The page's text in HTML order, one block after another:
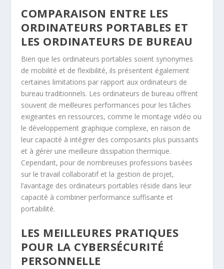
COMPARAISON ENTRE LES
ORDINATEURS PORTABLES ET
LES ORDINATEURS DE BUREAU
Bien que les ordinateurs portables soient synonymes
de mobilité et de flexibilité, ils présentent également
certaines limitations par rapport aux ordinateurs de
bureau traditionnels. Les ordinateurs de bureau offrent
souvent de meilleures performances pour les tâches
exigeantes en ressources, comme le montage vidéo ou
le développement graphique complexe, en raison de
leur capacité à intégrer des composants plus puissants
et à gérer une meilleure dissipation thermique.
Cependant, pour de nombreuses professions basées
sur le travail collaboratif et la gestion de projet,
l’avantage des ordinateurs portables réside dans leur
capacité à combiner performance suffisante et
portabilité.
LES MEILLEURES PRATIQUES
POUR LA CYBERSÉCURITÉ
PERSONNELLE